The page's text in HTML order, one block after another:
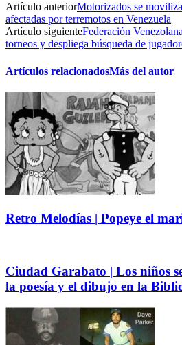
Artículo anteriorMotorizados se
afectadas por terremotos en Venezuela
Artículo siguienteFederación
torneos y despliega búsqueda de
Artículos relacionadosMás del autor
Retro Melodías | Popeye el
Ciudad Garabato | Los niños
la poesía y el dibujo en la